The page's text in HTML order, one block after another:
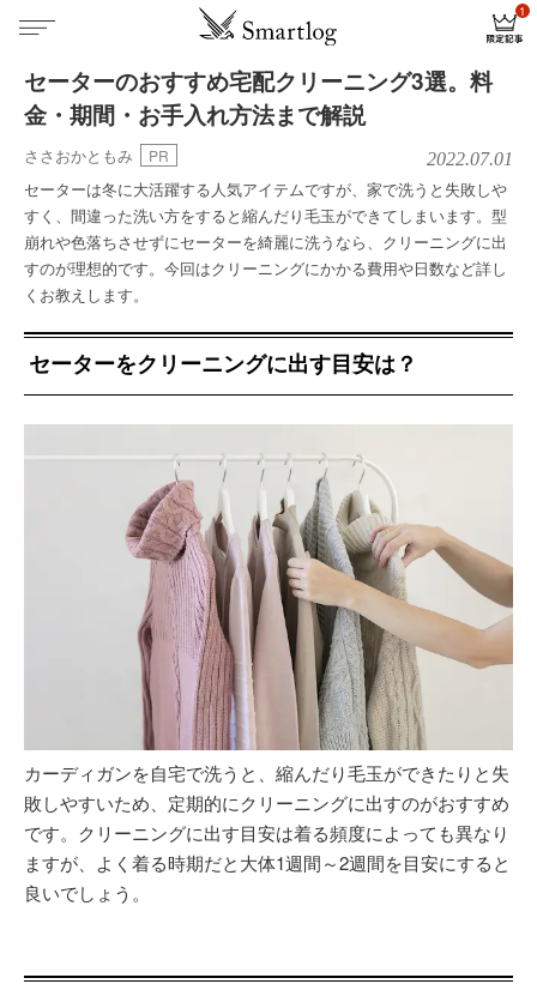
セーターのおすすめ宅配クリーニング3選。料
金・期間・お手入れ方法まで解説
ささおかともみ PR 2022.07.01
セーターは冬に大活躍する人気アイテムですが、家で洗うと失敗しや
すく、間違った洗い方をすると縮んだり毛玉ができてしまいます。型
崩れや色落ちさせずにセーターを綺麗に洗うなら、クリーニングに出
すのが理想的です。今回はクリーニングにかかる費用や日数など詳し
くお教えします。
セーターをクリーニングに出す目安は？
カーディガンを自宅で洗うと、縮んだり毛玉ができたりと失
敗しやすいため、定期的にクリーニングに出すのがおすすめ
です。クリーニングに出す目安は着る頻度によっても異なり
ますが、よく着る時期だと大体1週間～2週間を目安にすると
良いでしょう。